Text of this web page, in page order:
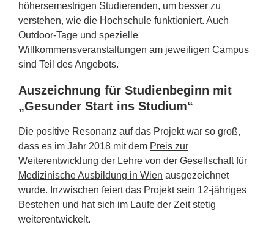
höhersemestrigen Studierenden, um besser zu
verstehen, wie die Hochschule funktioniert. Auch
Outdoor-Tage und spezielle
Willkommensveranstaltungen am jeweiligen Campus
sind Teil des Angebots.
Auszeichnung für Studienbeginn mit
„Gesunder Start ins Studium“
Die positive Resonanz auf das Projekt war so groß,
dass es im Jahr 2018 mit dem Preis zur
Weiterentwicklung der Lehre von der Gesellschaft für
Medizinische Ausbildung in Wien ausgezeichnet
wurde. Inzwischen feiert das Projekt sein 12-jähriges
Bestehen und hat sich im Laufe der Zeit stetig
weiterentwickelt.